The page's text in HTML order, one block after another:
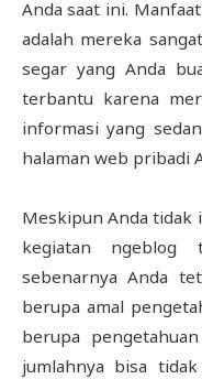
Anda saat ini.
adalah mereka
segar yang Anda
terbantu karena
informasi yang
halaman web pribadi
Meskipun Anda tidak
kegiatan ngeblog
sebenarnya Anda
berupa amal
berupa
jumlahnya bisa